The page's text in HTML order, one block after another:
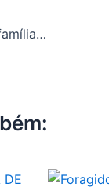
dI
n m
y
Li
Deputado Ibrain e família Monteiro declaram apoio a Sérgio Reis em Lagarto